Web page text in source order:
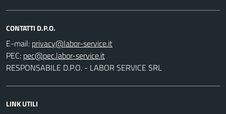
CONTATTI D.P.O.
E-mail:
PEC:
RESPONSABILE D.P.O. - LABOR SERVICE SRL
LINK UTILI